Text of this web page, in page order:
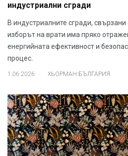
индустриални сгради
В индустриалните сгради,
изборът на врати има пряко
енергийната ефективност и
процес.
1.06.2026 . ХЬОРМАН БЪЛГАРИЯ